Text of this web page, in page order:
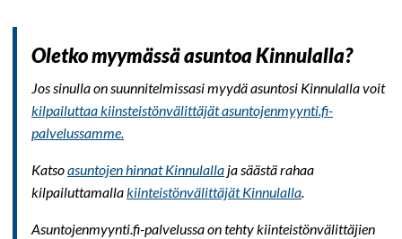
Oletko myymässä asuntoa Kinnulalla?
Jos sinulla on suunnitelmissasi myydä asuntosi Kinnulalla voit
kilpailuttaa kiinsteistönvälittäjät asuntojenmyynti.fi-
palvelussamme.
Katsoasuntojen hinnat Kinnulalla ja säästä rahaa
kilpailuttamallakiinteistönvälittäjät Kinnulalla.
Asuntojenmyynti.fi-palvelussa on tehty kiinteistönvälittäjien